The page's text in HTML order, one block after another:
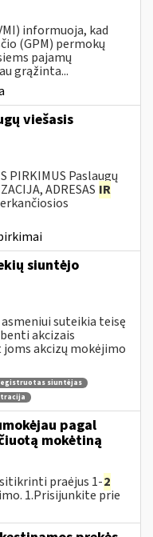
informuoja, kad
(GPM) permokų
pajamų
grąžinta...
viešasis
PIRKIMUS Paslaugų
ADRESAS IR
siuntėjo
suteikia teisę
akcizais
akcizų mokėjimo
siuntėjas
pagal
mokėtiną
praėjus 1-2
1.Prisijunkite prie